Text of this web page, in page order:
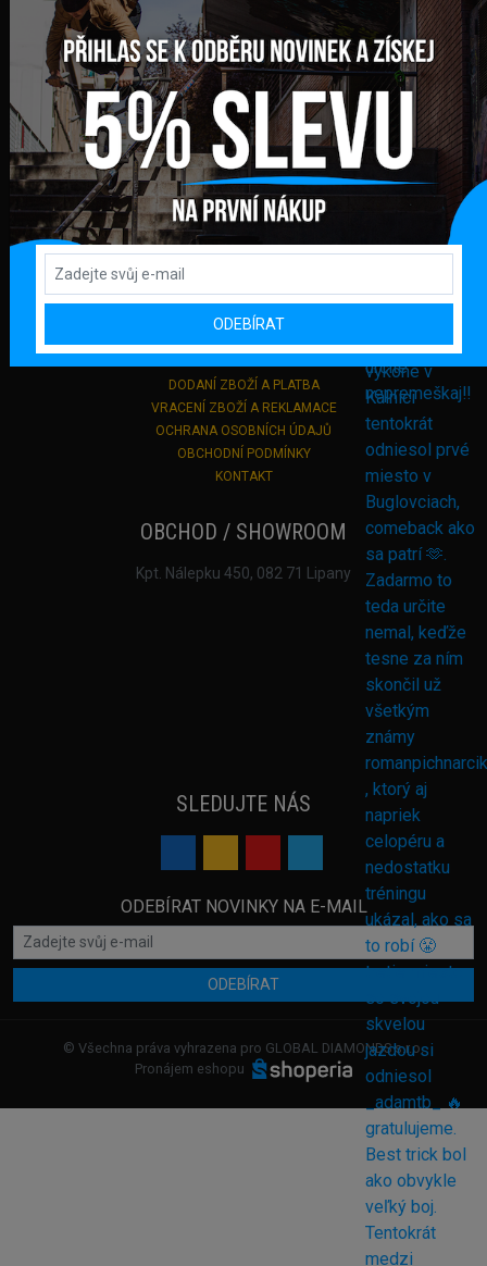
FAKTURAČNÍ ADRESA
GLOBAL DIAMONDS s. r. o.
Námestie sv. Martina 708/30
082 71 Lipany
Slovensko
+421 948 374 905
info@bmxshop.sk
Podporujeme online platby
DŮLEŽITÉ ODKAZY
DODANÍ ZBOŽÍ A PLATBA
VRACENÍ ZBOŽÍ A REKLAMACE
OCHRANA OSOBNÍCH ÚDAJŮ
OBCHODNÍ PODMÍNKY
KONTAKT
OBCHOD / SHOWROOM
Kpt. Nálepku 450, 082 71 Lipany
SLEDUJTE NÁS
ODEBÍRAT NOVINKY NA E-MAIL
ODEBÍRAT
© Všechna práva vyhrazena pro GLOBAL DIAMONDS s.r.o.
Pronájem eshopu
ODEBÍRAT